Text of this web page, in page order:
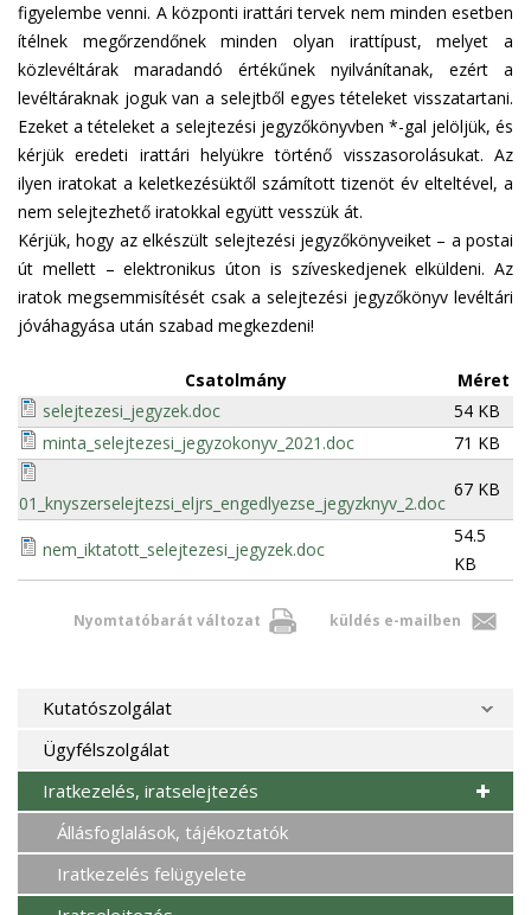
figyelembe venni. A központi irattári tervek nem minden esetben
ítélnek megőrzendőnek minden olyan irattípust, melyet a
közlevéltárak maradandó értékűnek nyilvánítanak, ezért a
levéltáraknak joguk van a selejtből egyes tételeket visszatartani.
Ezeket a tételeket a selejtezési jegyzőkönyvben *-gal jelöljük, és
kérjük eredeti irattári helyükre történő visszasorolásukat. Az
ilyen iratokat a keletkezésüktől számított tizenöt év elteltével, a
nem selejtezhető iratokkal együtt vesszük át.
Kérjük, hogy az elkészült selejtezési jegyzőkönyveiket – a postai
út mellett – elektronikus úton is szíveskedjenek elküldeni. Az
iratok megsemmisítését csak a selejtezési jegyzőkönyv levéltári
jóváhagyása után szabad megkezdeni!
Csatolmány
Méret
selejtezesi_jegyzek.doc
54 KB
minta_selejtezesi_jegyzokonyv_2021.doc
71 KB
01_knyszerselejtezsi_eljrs_engedlyezse_jegyzknyv_2.doc
67 KB
nem_iktatott_selejtezesi_jegyzek.doc
54.5
KB
Nyomtatóbarát változat küldés e-mailben
Kutatószolgálat
Ügyfélszolgálat
Iratkezelés, iratselejtezés
Állásfoglalások, tájékoztatók
Iratkezelés felügyelete